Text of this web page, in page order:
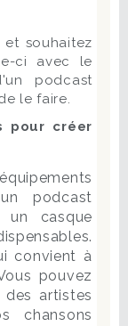
et souhaitez
ci avec le
podcast
le faire.
pour créer
podcast
un casque
convient à
pouvez
artistes
chansons